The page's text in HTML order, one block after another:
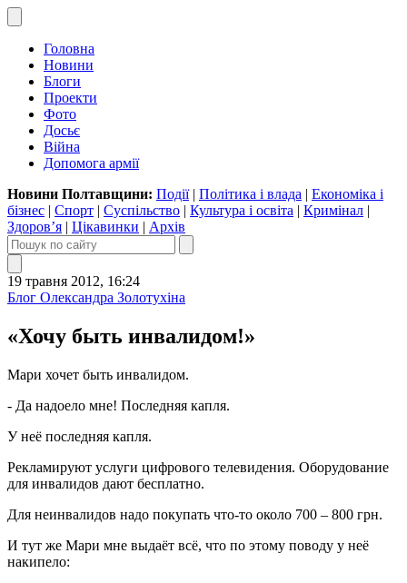
Головна
Новини
Блоги
Проекти
Фото
Досьє
Війна
Допомога армії
Новини Полтавщини: Події| Політика і влада | Економіка і
бізнес | Спорт | Суспільство | Культура і освіта | Кримінал |
Здоров’я | Цікавинки | Архів
19 травня 2012, 16:24
Блог Олександра Золотухіна
«Хочу быть инвалидом!»
Мари хочет быть инвалидом.
- Да надоело мне! Последняя капля.
У неё последняя капля.
Рекламируют услуги цифрового телевидения. Оборудование
для инвалидов дают бесплатно.
Для неинвалидов надо покупать что-то около 700 – 800 грн.
И тут же Мари мне выдаёт всё, что по этому поводу у неё
накипело: